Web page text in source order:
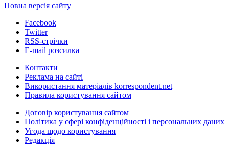
Повна версія сайту
Facebook
Twitter
RSS-стрічки
E-mail розсилка
Контакти
Реклама на сайті
Використання матеріалів korrespondent.net
Правила користування сайтом
Договір користування сайтом
Політика у сфері конфіденційності і персональних даних
Угода щодо користування
Редакція